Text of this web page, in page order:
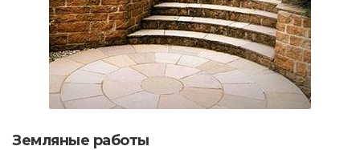
Земляные работы